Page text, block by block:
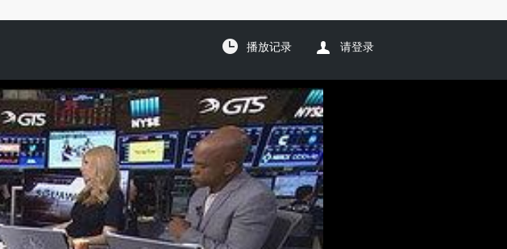
播放记录 请登录